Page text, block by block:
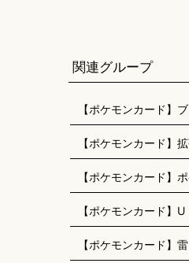
関連グループ
【ポケモンカード】
【ポケモンカード】
【ポケモンカード】
【ポケモンカード】U
【ポケモンカード】雷